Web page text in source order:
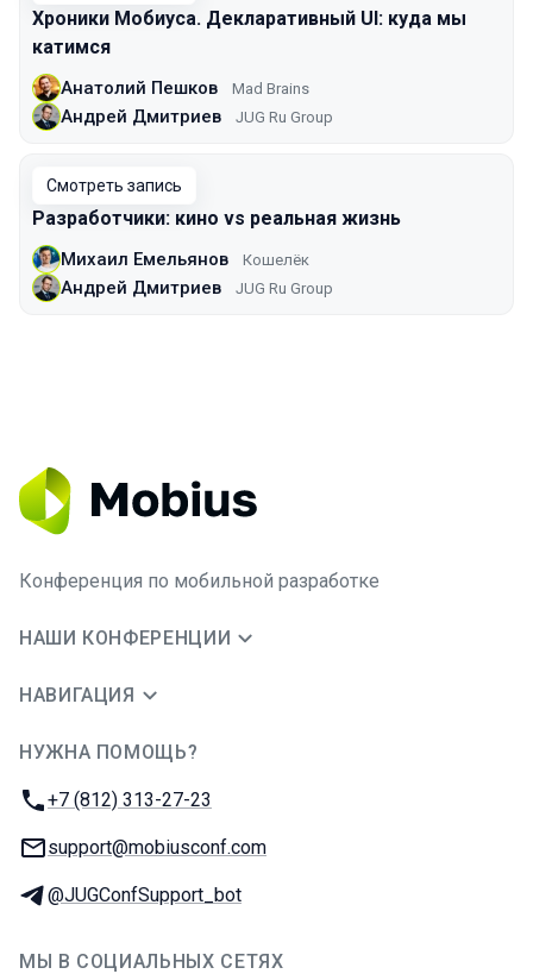
Хроники Мобиуса. Декларативный UI: куда мы
катимся
Анатолий Пешков Mad Brains
Андрей Дмитриев JUG Ru Group
Смотреть запись
Разработчики: кино vs реальная жизнь
Михаил Емельянов Кошелёк
Андрей Дмитриев JUG Ru Group
Конференция по мобильной разработке
НАШИ КОНФЕРЕНЦИИ
НАВИГАЦИЯ
НУЖНА ПОМОЩЬ?
Телефон:
+7 (812) 313-27-23
E-mail:
support@mobiusconf.com
Телеграм:
@JUGConfSupport_bot
МЫ В СОЦИАЛЬНЫХ СЕТЯХ